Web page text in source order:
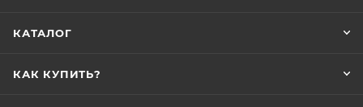
КАТАЛОГ
КАК КУПИТЬ?